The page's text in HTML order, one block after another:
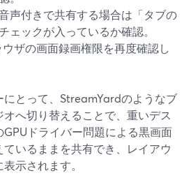
声付きで共有する場合は「タブの
ェックが入っているか確認。
ザの画面録画権限を再度確認し
にとって、StreamYardのようなブ
へ切り替えることで、重いデス
ドライバー問題による黒画面
いるままを共有でき、レイアウ
示されます。